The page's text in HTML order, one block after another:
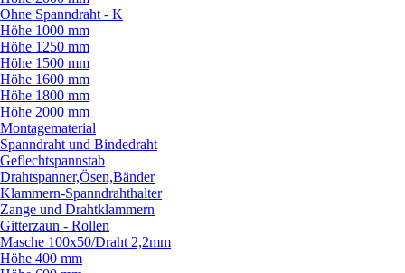
Ohne Spanndraht - K
Höhe 1000 mm
Höhe 1250 mm
Höhe 1500 mm
Höhe 1600 mm
Höhe 1800 mm
Höhe 2000 mm
Montagematerial
Spanndraht und Bindedraht
Geflechtspannstab
Drahtspanner,Ösen,Bänder
Klammern-Spanndrahthalter
Zange und Drahtklammern
Gitterzaun - Rollen
Masche 100x50/Draht 2,2mm
Höhe 400 mm